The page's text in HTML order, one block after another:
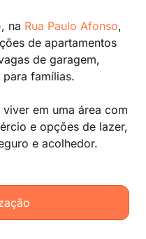
, na Rua Paulo Afonso,
de apartamentos
de garagem,
famílias.
em uma área com
e opções de lazer,
e acolhedor.